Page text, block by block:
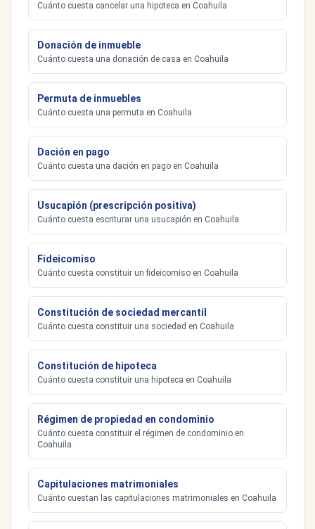
Cuánto cuesta cancelar una hipoteca en Coahuila
Donación de inmueble
Cuánto cuesta una donación de casa en Coahuila
Permuta de inmuebles
Cuánto cuesta una permuta en Coahuila
Dación en pago
Cuánto cuesta una dación en pago en Coahuila
Usucapión (prescripción positiva)
Cuánto cuesta escriturar una usucapión en Coahuila
Fideicomiso
Cuánto cuesta constituir un fideicomiso en Coahuila
Constitución de sociedad mercantil
Cuánto cuesta constituir una sociedad en Coahuila
Constitución de hipoteca
Cuánto cuesta constituir una hipoteca en Coahuila
Régimen de propiedad en condominio
Cuánto cuesta constituir el régimen de condominio en
Coahuila
Capitulaciones matrimoniales
Cuánto cuestan las capitulaciones matrimoniales en Coahuila